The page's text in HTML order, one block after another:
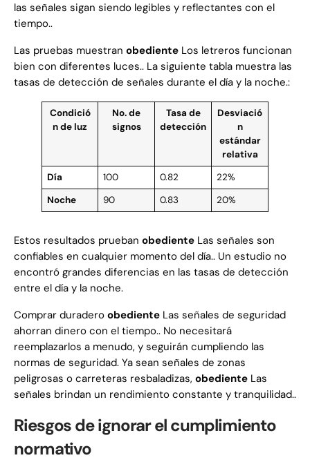
las señales sigan siendo legibles y reflectantes con el
tiempo..
Las pruebas muestran obediente Los letreros funcionan
bien con diferentes luces.. La siguiente tabla muestra las
tasas de detección de señales durante el día y la noche.:
Condició
n de luz
No. de
signos
Tasa de
detección
Desviació
n
estándar
relativa
Día
100 0.82
22%
Noche
90 0.83 20%
Estos resultados prueban obediente Las señales son
confiables en cualquier momento del día.. Un estudio no
encontró grandes diferencias en las tasas de detección
entre el día y la noche.
Comprar duradero obediente Las señales de seguridad
ahorran dinero con el tiempo.. No necesitará
reemplazarlos a menudo, y seguirán cumpliendo las
normas de seguridad. Ya sean señales de zonas
peligrosas o carreteras resbaladizas, obediente Las
señales brindan un rendimiento constante y tranquilidad..
Riesgos de ignorar el cumplimiento
normativo